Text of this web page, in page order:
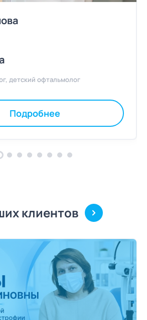
детский офтальмолог
Подробнее
клиентов